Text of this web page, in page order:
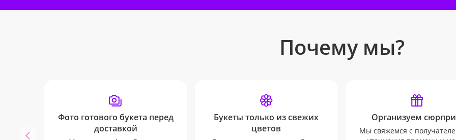
Почему мы?
Фото готового букета перед
доставкой
Букеты только из свежих
цветов
Организуем
Мы свяжемся с